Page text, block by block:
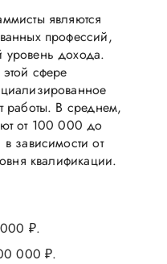
являются
профессий,
дохода.
сфере
работы. В среднем,
от 100 000 до
зависимости от
квалификации.
₽.
000 ₽.